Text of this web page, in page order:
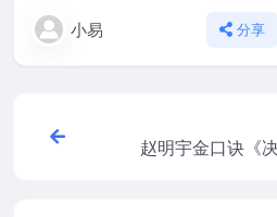
小易 分享
赵明宇金口诀《